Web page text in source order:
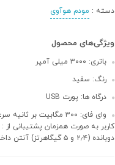
دسته : مودم هوآوی
ویژگی‌های محصول
باتری: ۳۰۰۰ میلی آمپر
رنگ: سفید
درگاه ها: پورت USB
دوبانده (۲٫۴ و ۵ گیگاهرتز) آنتن داخلی